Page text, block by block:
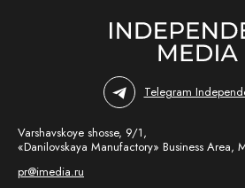
Telegram
Varshavskoye shosse, 9/1,
«Danilovskaya Manufactory» Business Area,
pr@imedia.ru